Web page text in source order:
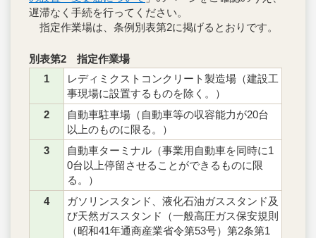
遅滞なく手続を行ってください。
指定作業場は、条例別表第2に掲げるとおりです。
別表第2 指定作業場
1
レディミクストコンクリート製造場（建設工
事現場に設置するものを除く。）
2
自動車駐車場（自動車等の収容能力が20台
以上のものに限る。）
3
自動車ターミナル（事業用自動車を同時に1
0台以上停留させることができるものに限
る。）
4
ガソリンスタンド、液化石油ガススタンド及
び天然ガススタンド（一般高圧ガス保安規則
（昭和41年通商産業省令第53号）第2条第1